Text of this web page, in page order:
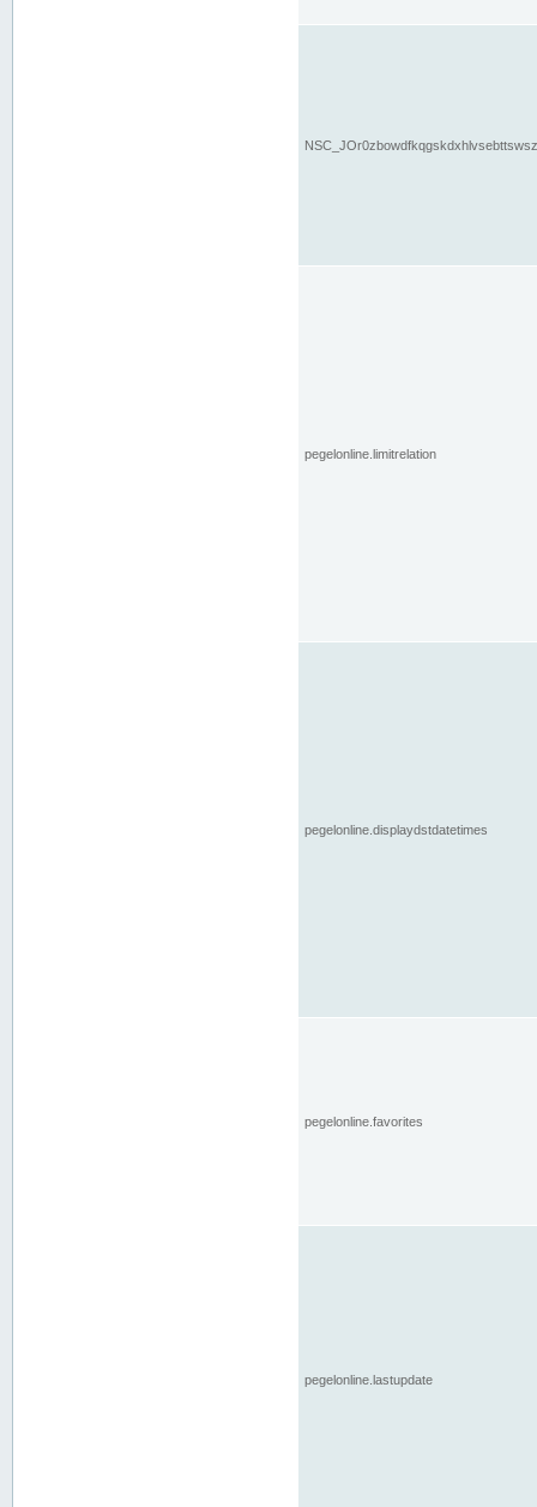
pegelonline.limitrelation
pegelonline.displaydstdatetimes
pegelonline.favorites
pegelonline.lastupdate